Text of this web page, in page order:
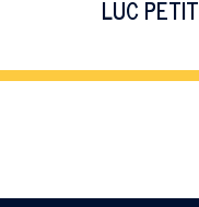
LUC PETIT